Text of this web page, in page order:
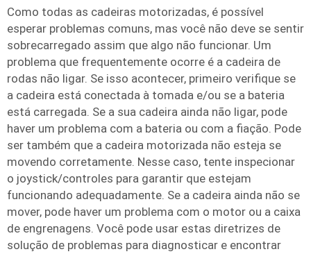
Como todas as cadeiras motorizadas, é possível
esperar problemas comuns, mas você não deve se sentir
sobrecarregado assim que algo não funcionar. Um
problema que frequentemente ocorre é a cadeira de
rodas não ligar. Se isso acontecer, primeiro verifique se
a cadeira está conectada à tomada e/ou se a bateria
está carregada. Se a sua cadeira ainda não ligar, pode
haver um problema com a bateria ou com a fiação. Pode
ser também que a cadeira motorizada não esteja se
movendo corretamente. Nesse caso, tente inspecionar
o joystick/controles para garantir que estejam
funcionando adequadamente. Se a cadeira ainda não se
mover, pode haver um problema com o motor ou a caixa
de engrenagens. Você pode usar estas diretrizes de
solução de problemas para diagnosticar e encontrar